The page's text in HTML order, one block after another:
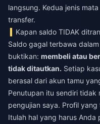
langsung. Kedua jenis
transfer.
Kapan saldo TIDAK
Saldo gagal terbawa
buktikan: membeli atau
tidak ditautkan. Setiap
berasal dari akun tamu
Penutupan itu sendiri tidak
pengujian saya. Profil
Itulah hal yang harus Anda